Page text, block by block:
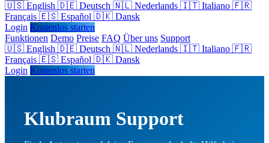
🇺🇸 English 🇩🇪 Deutsch 🇳🇱 Nederlands 🇮🇹 Italiano 🇫🇷
Français 🇪🇸 Español 🇩🇰 Dansk
Login Kostenlos starten
Funktionen Demo Preise FAQ Über uns Support
🇺🇸 English 🇩🇪 Deutsch 🇳🇱 Nederlands 🇮🇹 Italiano 🇫🇷
Français 🇪🇸 Español 🇩🇰 Dansk
Login Kostenlos starten
Klubraum Support